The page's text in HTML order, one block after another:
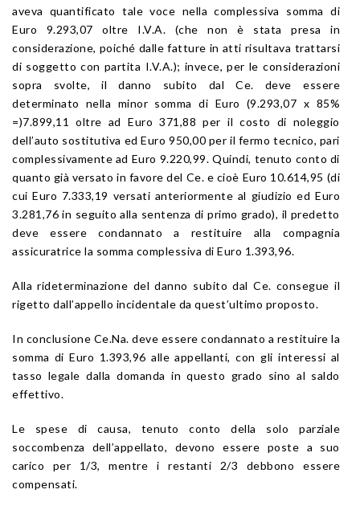
aveva quantificato tale voce nella complessiva somma di
Euro 9.293,07 oltre I.V.A. (che non è stata presa in
considerazione, poiché dalle fatture in atti risultava trattarsi
di soggetto con partita I.V.A.); invece, per le considerazioni
sopra svolte, il danno subito dal Ce. deve essere
determinato nella minor somma di Euro (9.293,07 x 85%
=)7.899,11 oltre ad Euro 371,88 per il costo di noleggio
dell’auto sostitutiva ed Euro 950,00 per il fermo tecnico, pari
complessivamente ad Euro 9.220,99. Quindi, tenuto conto di
quanto già versato in favore del Ce. e cioè Euro 10.614,95 (di
cui Euro 7.333,19 versati anteriormente al giudizio ed Euro
3.281,76 in seguito alla sentenza di primo grado), il predetto
deve essere condannato a restituire alla compagnia
assicuratrice la somma complessiva di Euro 1.393,96.
Alla rideterminazione del danno subito dal Ce. consegue il
rigetto dall’appello incidentale da quest’ultimo proposto.
In conclusione Ce.Na. deve essere condannato a restituire la
somma di Euro 1.393,96 alle appellanti, con gli interessi al
tasso legale dalla domanda in questo grado sino al saldo
effettivo.
Le spese di causa, tenuto conto della solo parziale
soccombenza dell’appellato, devono essere poste a suo
carico per 1/3, mentre i restanti 2/3 debbono essere
compensati.